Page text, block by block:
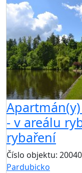
- v areálu
rybaření
Číslo objektu:
Pardubicko